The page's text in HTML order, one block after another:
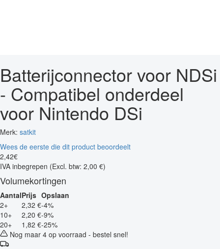
Batterijconnector voor NDSi
- Compatibel onderdeel
voor Nintendo DSi
Merk: satkit
Wees de eerste die dit product beoordeelt
2,42€
IVA inbegrepen (Excl. btw: 2,00 €)
Volumekortingen
AantalPrijs Opslaan
2+
2,32 €-4%
10+
2,20 €-9%
20+
1,82 €-25%
Nog maar 4 op voorraad - bestel snel!